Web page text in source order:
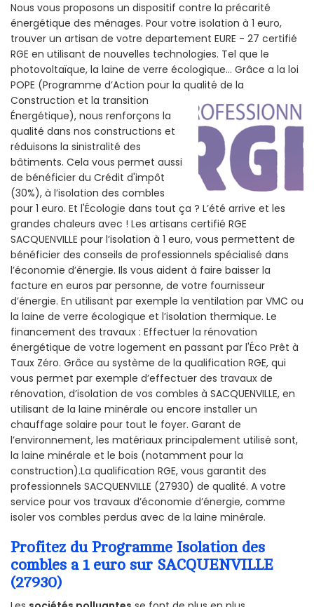
Nous vous proposons un dispositif contre la précarité
énergétique des ménages. Pour votre isolation à 1 euro,
trouver un artisan de votre departement EURE - 27 certifié
RGE en utilisant de nouvelles technologies. Tel que le
photovoltaïque, la laine de verre écologique... Grâce a la loi
POPE (Programme d’Action pour la qualité de la
Construction et la transition
Énergétique), nous renforçons la
qualité dans nos constructions et
réduisons la sinistralité des
bâtiments. Cela vous permet aussi
de bénéficier du Crédit d'impôt
(30%), à l’isolation des combles
pour 1 euro. Et l'Écologie dans tout ça ? L’été arrive et les
grandes chaleurs avec ! Les artisans certifié RGE
SACQUENVILLE pour l’isolation à 1 euro, vous permettent de
bénéficier des conseils de professionnels spécialisé dans
l’économie d’énergie. Ils vous aident à faire baisser la
facture en euros par personne, de votre fournisseur
d’énergie. En utilisant par exemple la ventilation par VMC ou
la laine de verre écologique et l’isolation thermique. Le
financement des travaux : Effectuer la rénovation
énergétique de votre logement en passant par l'Éco Prêt à
Taux Zéro. Grâce au système de la qualification RGE, qui
vous permet par exemple d’effectuer des travaux de
rénovation, d’isolation de vos combles à SACQUENVILLE, en
utilisant de la laine minérale ou encore installer un
chauffage solaire pour tout le foyer. Garant de
l’environnement, les matériaux principalement utilisé sont,
la laine minérale et le bois (notamment pour la
construction).La qualification RGE, vous garantit des
professionnels SACQUENVILLE (27930) de qualité. A votre
service pour vos travaux d’économie d’énergie, comme
isoler vos combles perdus avec de la laine minérale.
Profitez du Programme Isolation des
combles a 1 euro sur SACQUENVILLE
(27930)